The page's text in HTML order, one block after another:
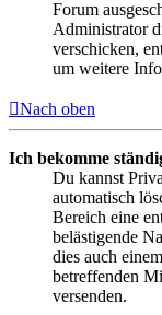
Forum
Administrator
verschicken,
um weitere
Nach oben
Ich bekomme
Du kannst
automatisch
Bereich eine
belästigende
dies auch
betreffenden
versenden.